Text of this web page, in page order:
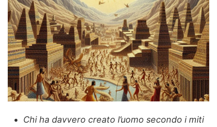
Chi ha davvero creato l’uomo secondo i miti